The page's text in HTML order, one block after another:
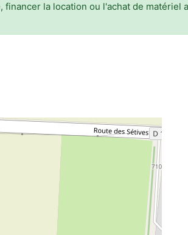
la location ou l'achat de matériel